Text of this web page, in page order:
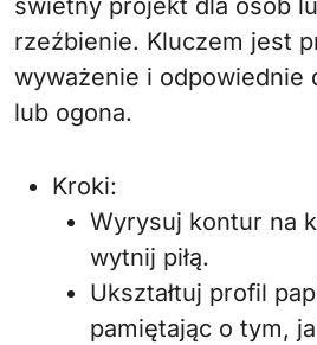
świetny projekt dla osób
rzeźbienie. Kluczem jest
wyważenie i odpowiednie
lub ogona.
Kroki:
Wyrysuj kontur na
wytnij piłą.
Ukształtuj profil
pamiętając o tym,